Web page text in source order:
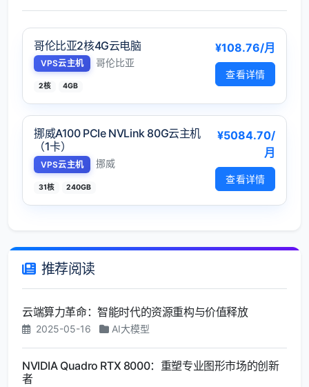
哥伦比亚2核4G云电脑
VPS云主机 哥伦比亚
2核 4GB
¥108.76/月
查看详情
挪威A100 PCIe NVLink 80G云主机
（1卡）
VPS云主机 挪威
31核 240GB
¥5084.70/
月
查看详情
推荐阅读
云端算力革命：智能时代的资源重构与价值释放
2025-05-16 AI大模型
NVIDIA Quadro RTX 8000：重塑专业图形市场的创新
者